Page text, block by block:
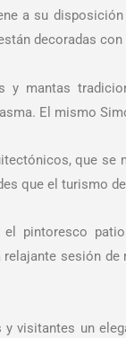
a su
decoradas
y mantas
El mismo
que se
que el turismo
el pintoresco
sesión
visitantes un